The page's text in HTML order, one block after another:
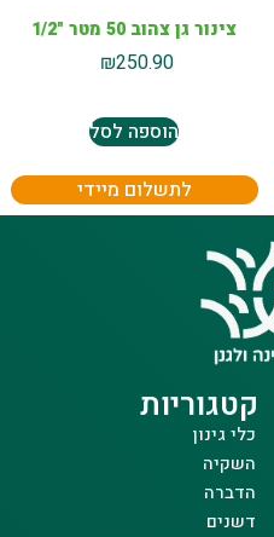
צינור גן צהוב 50 מטר "1/2
₪250.90
הוספה לסל
לתשלום מיידי
קטגוריות
כלי גינון
השקיה
הדברה
דשנים